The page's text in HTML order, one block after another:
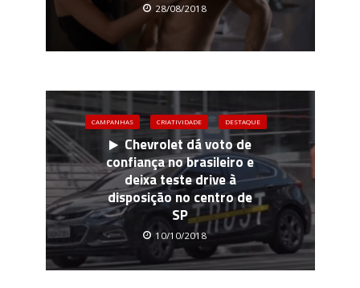
28/08/2018
CAMPANHAS CRIATIVIDADE DESTAQUE
Chevrolet dá voto de
confiança no brasileiro e
deixa teste drive à
disposição no centro de
SP
10/10/2018